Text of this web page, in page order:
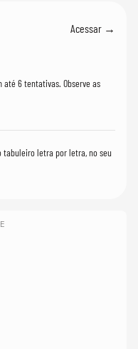
Acessar →
até 6 tentativas. Observe as
letra por letra, no seu